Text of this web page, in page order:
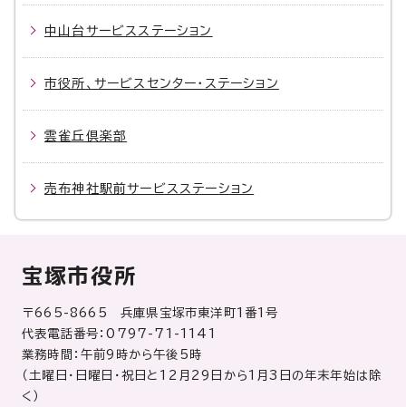
中山台サービスステーション
市役所、サービスセンター・ステーション
雲雀丘倶楽部
売布神社駅前サービスステーション
宝塚市役所
〒665-8665 兵庫県宝塚市東洋町1番1号
代表電話番号：0797-71-1141
業務時間：午前9時から午後5時
（土曜日・日曜日・祝日と12月29日から1月3日の年末年始は除
く）